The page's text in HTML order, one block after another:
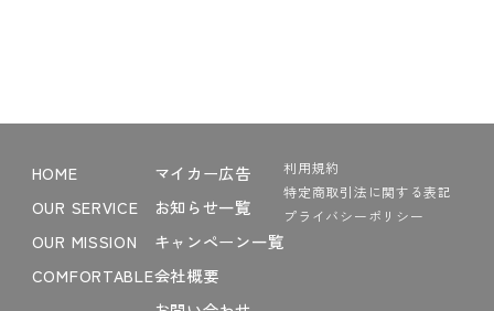
HOME
OUR SERVICE
OUR MISSION
COMFORTABLE
マイカー広告
お知らせ一覧
キャンペーン一覧
会社概要
利用規約
特定商取引法に関する表記
プライバシーポリシー